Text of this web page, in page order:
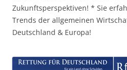
Zukunftsperspektiven! * Sie
Trends der allgemeinen
Deutschland & Europa!